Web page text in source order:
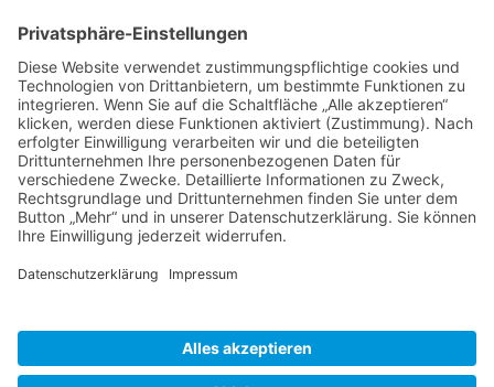
Allgemeine Starkstromanlage
Brandmeldeanlage
Alarmierungsanlage
MR Schuster Elektrotechnik Nebelschütz GmbH
Jesauer Feldweg 16
01917 Kamenz
Tel. 03578 - 38 22 20